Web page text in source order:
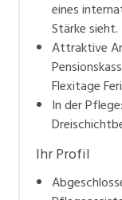
eines
Stärke sieht.
Attraktive
Flexitage
In der
Ihr Profil